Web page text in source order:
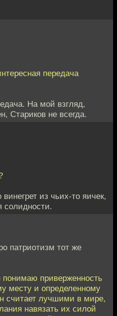
передача
На мой взгляд,
Стариков не всегда.
из чьих-то яичек,
солидности.
патриотизм тот же
приверженность
месту и определенному
считает лучшими в мире,
навязать их силой